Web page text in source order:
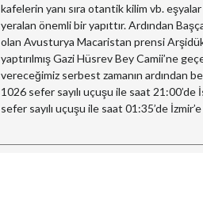
kafelerin yanı sıra otantik kilim vb.
yeralan önemli bir yapıttır. Ardından
olan Avusturya Macaristan prensi Arşidük
yaptırılmış Gazi Hüsrev Bey Camii’ne
vereceğimiz serbest zamanın ardından
1026 sefer sayılı uçuşu ile saat 21:00’de
sefer sayılı uçuşu ile saat 01:35’de